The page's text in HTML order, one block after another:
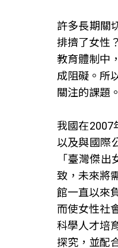
許多長期關
排擠了女性
教育體制中
成阻礙。所
關注的課題。
我國在2007
以及與國際
「臺灣傑
致，未來將
館一直以來
而使女性社
科學人才培
探究，並配